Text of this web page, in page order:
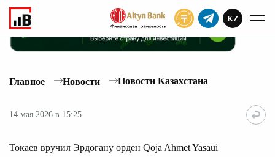
KZ
Главное Новости Новости Казахстана
14 мая 2026 в 15:25
Токаев вручил Эрдогану орден Qoja Ahmet Yasaui